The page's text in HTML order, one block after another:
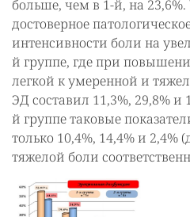
больше, чем в 1-й, на 23,6%.
достоверное
интенсивности боли на
й группе, где при
легкой к умеренной и
ЭД составил 11,3%, 29,8% и
й группе таковые
только 10,4%, 14,4% и 2,4%
тяжелой боли